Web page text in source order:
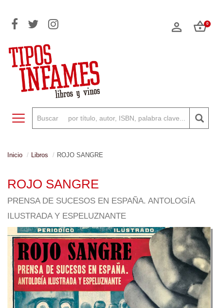
0
Toggle navigation
Inicio Libros ROJO SANGRE
ROJO SANGRE
PRENSA DE SUCESOS EN ESPAÑA. ANTOLOGÍA
ILUSTRADA Y ESPELUZNANTE